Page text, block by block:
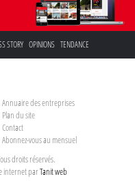
STORY OPINIONS TENDANCE
Annuaire des entreprises
Plan du site
Contact
Abonnez-vous au mensuel
droits réservés.
internet parTanit web